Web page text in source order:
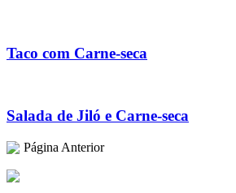
Taco com Carne-seca
Salada de Jiló e Carne-seca
Página Anterior